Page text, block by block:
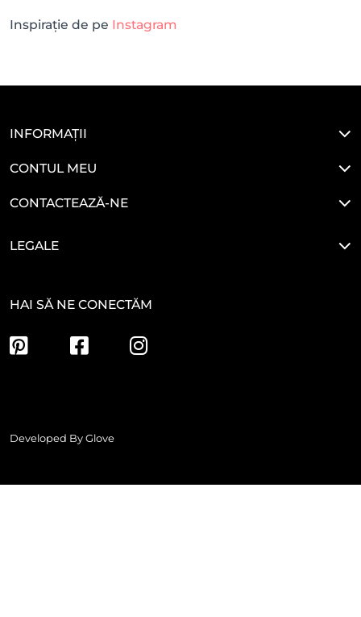
Inspirație de pe Instagram
INFORMAȚII
CONTUL MEU
CONTACTEAZĂ-NE
LEGALE
HAI SĂ NE CONECTĂM
Developed By Glove